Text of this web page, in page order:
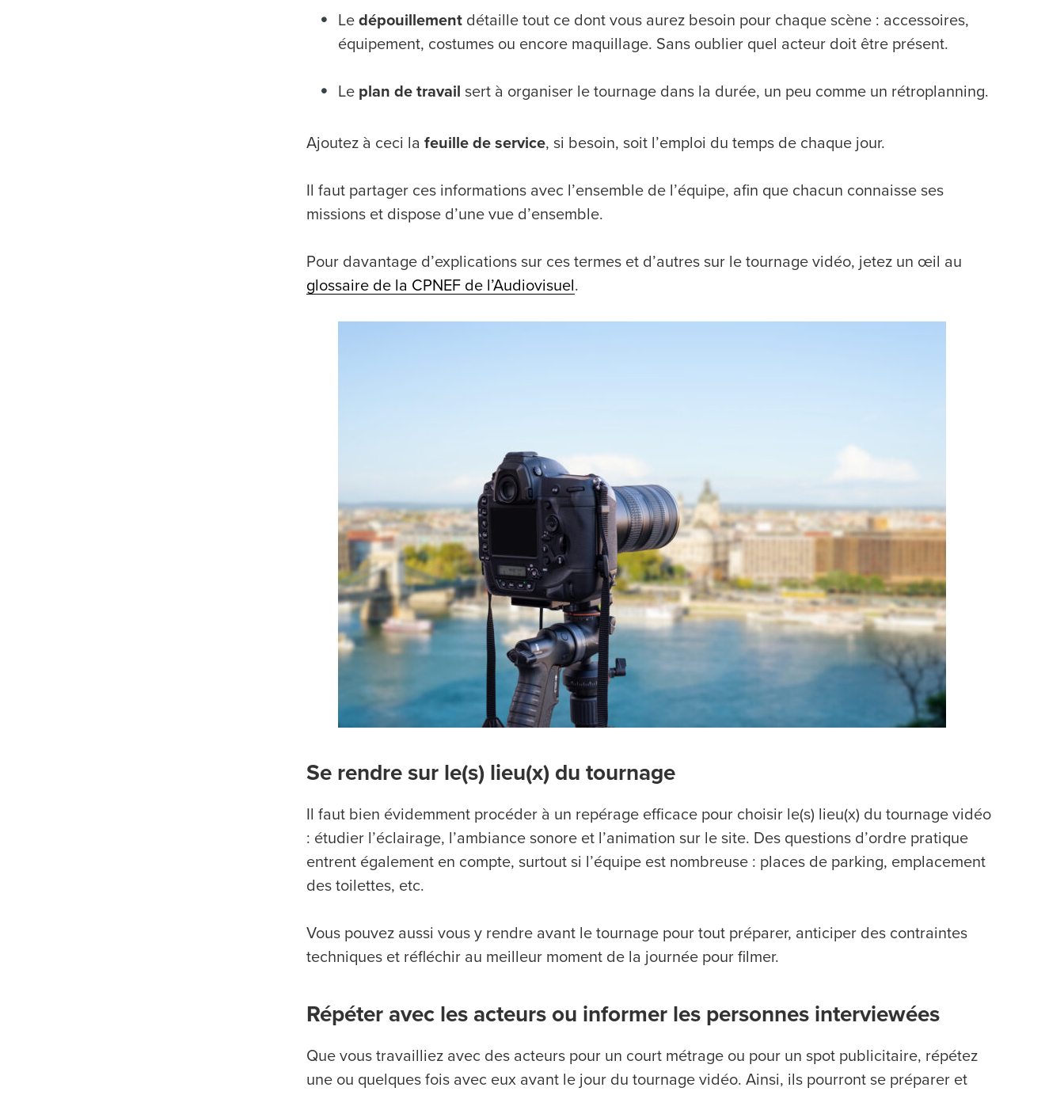
Le dépouillement détaille tout ce dont vous aurez besoin pour chaque scène : accessoires,
équipement, costumes ou encore maquillage. Sans oublier quel acteur doit être présent.
Le plan de travail sert à organiser le tournage dans la durée, un peu comme un rétroplanning.
Ajoutez à ceci la feuille de service, si besoin, soit l’emploi du temps de chaque jour.
Il faut partager ces informations avec l’ensemble de l’équipe, afin que chacun connaisse ses
missions et dispose d’une vue d’ensemble.
Pour davantage d’explications sur ces termes et d’autres sur le tournage vidéo, jetez un œil au
glossaire de la CPNEF de l’Audiovisuel .
Se rendre sur le(s) lieu(x) du tournage
Il faut bien évidemment procéder à un repérage efficace pour choisir le(s) lieu(x) du tournage vidéo
: étudier l’éclairage, l’ambiance sonore et l’animation sur le site. Des questions d’ordre pratique
entrent également en compte, surtout si l’équipe est nombreuse : places de parking, emplacement
des toilettes, etc.
Vous pouvez aussi vous y rendre avant le tournage pour tout préparer, anticiper des contraintes
techniques et réfléchir au meilleur moment de la journée pour filmer.
Répéter avec les acteurs ou informer les personnes interviewées
Que vous travailliez avec des acteurs pour un court métrage ou pour un spot publicitaire, répétez
une ou quelques fois avec eux avant le jour du tournage vidéo. Ainsi, ils pourront se préparer et